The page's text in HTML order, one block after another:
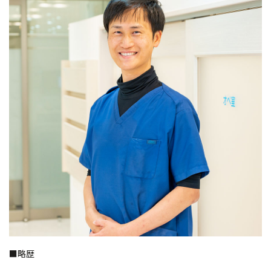
■略歴